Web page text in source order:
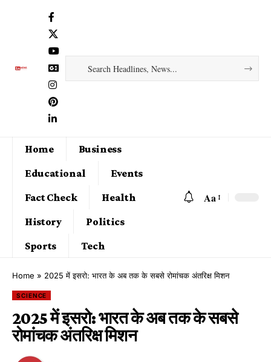
Home
Business
Educational
Events
Fact Check
Health
History
Politics
Sports
Tech
Aa
Home » 2025 में इसरो: भारत के अब तक के सबसे रोमांचक अंतरिक्ष मिशन
SCIENCE
2025 में इसरो: भारत के अब तक के सबसे
रोमांचक अंतरिक्ष मिशन